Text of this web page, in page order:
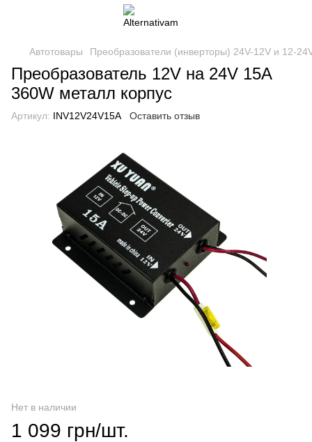
Автотовары Преобразователи (инверторы) 24V-12V и 12-
Преобразователь 12V на 24V 15A
360W металл корпус
Артикул: INV12V24V15A Оставить отзыв
Нет в наличии
1 099 грн/шт.